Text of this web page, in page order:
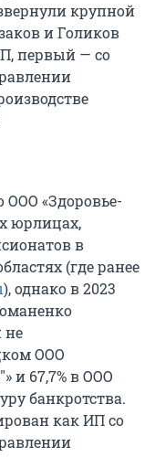
крупной
и Голиков
первый — со
«Здоровье-
юрлицах,
в
(где ранее
), однако в 2023
не
ООО
и 67,7% в ООО
банкротства.
как ИП со